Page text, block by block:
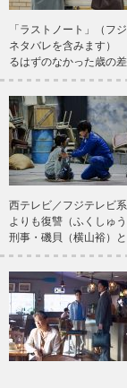
「ラストノート」（フ
ネタバレを含みます）
るはずのなかった歳の
西テレビ／フジテレビ
よりも復讐（ふくしゅ
刑事・磯貝（横山裕）